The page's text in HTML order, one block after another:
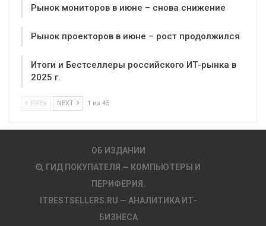
Рынок мониторов в июне – снова снижение
Рынок проекторов в июне – рост продолжился
Итоги и Бестселлеры российского ИТ-рынка в
2025 г.
PREV NEXT 1 из 45
ОБ ИЗДАНИИ
ГИД ПОКУПАТЕЛЯ — КОМПЬЮТЕРЫ И
ПЕРИФЕРИЯ.
ITBESTSELLERS.RU — АНАЛИТИКА ИТ-
БИЗНЕСА